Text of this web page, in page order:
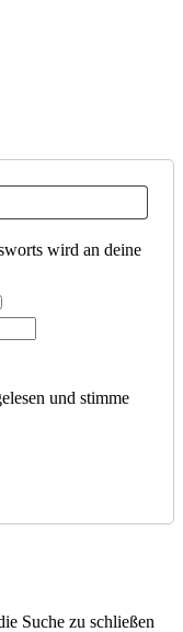
wird an deine
und stimme
Suche zu schließen